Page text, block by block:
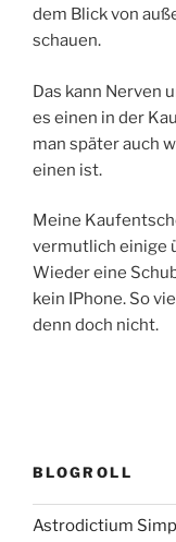
dem Blick von
schauen.
Das kann Nerven
es einen in der
man später auch
einen ist.
Meine
vermutlich einige
Wieder eine
kein IPhone. So
denn doch nicht.
BLOGROLL
Astrodictium